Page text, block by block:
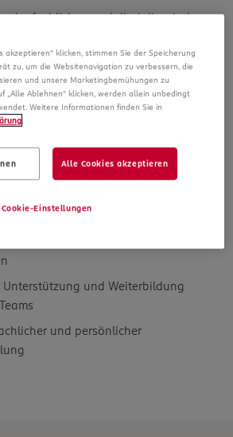
der fachlichen und disziplinarischen
der
Kennzahlen
unserer Qualitätsstandards und
mit
Ausbildung im Einzelhandel
Unterstützung und Weiterbildung
und persönlicher
akzeptieren“ klicken, stimmen Sie der Speicherung
zu, um die Websitenavigation zu verbessern, die
und unsere Marketingbemühungen zu
„Alle Ablehnen“ klicken, werden allein unbedingt
Weitere Informationen finden Sie in
Alle Cookies akzeptieren
Cookie-Einstellungen